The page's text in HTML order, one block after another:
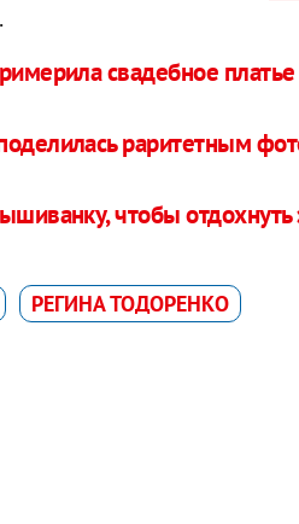
свадебное платье
раритетным
чтобы отдохнуть
РЕГИНА ТОДОРЕНКО